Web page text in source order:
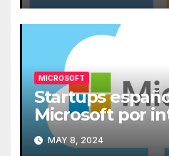
MICROSOFT
Startups
Microsoft por
expulsarlas de
MAY 8, 2024